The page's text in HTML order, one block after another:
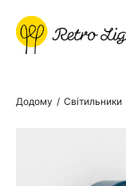
Додому / Світильники